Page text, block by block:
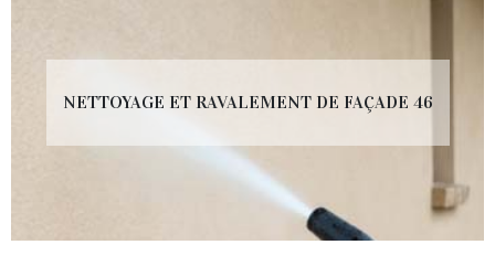
NETTOYAGE ET RAVALEMENT DE FAÇADE 46